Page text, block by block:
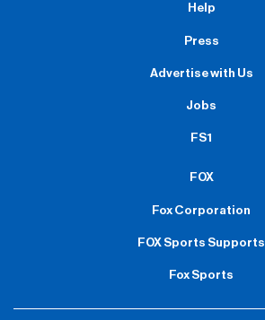
Help
Press
Advertise with Us
Jobs
FS1
FOX
Fox Corporation
FOX Sports Supports
Fox Sports